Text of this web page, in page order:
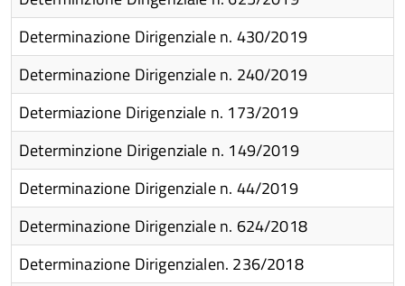
Determinazione Dirigenziale n. 430/2019
Determinazione Dirigenziale n. 240/2019
Determiazione Dirigenziale n. 173/2019
Determinzione Dirigenziale n. 149/2019
Determinazione Dirigenziale n. 44/2019
Determinazione Dirigenziale n. 624/2018
Determinazione Dirigenzialen. 236/2018